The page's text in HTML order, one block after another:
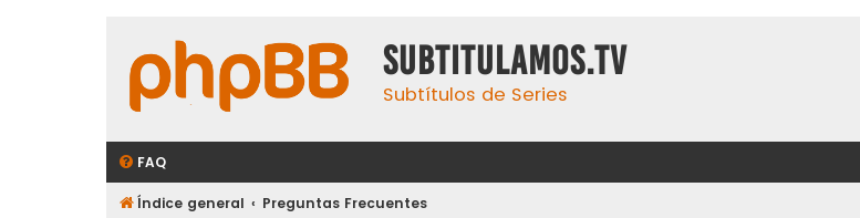
subtitulamos.tv
Subtítulos de Series
FAQ
Índice general Preguntas Frecuentes